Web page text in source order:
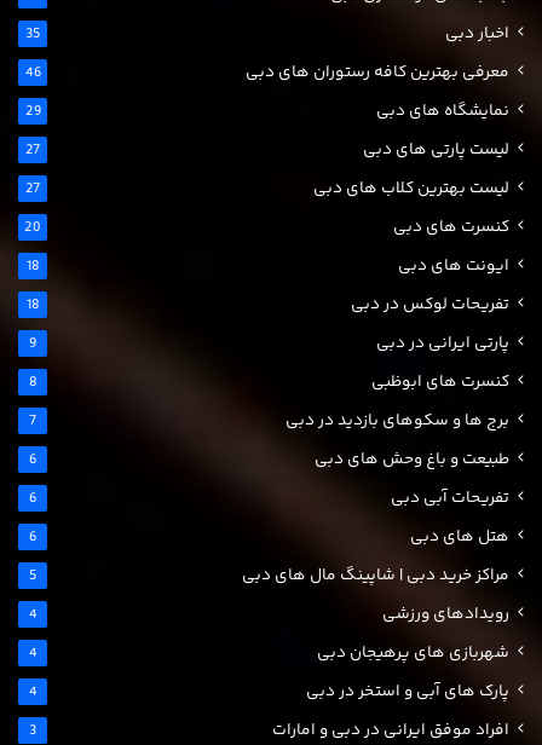
اخبار دبی 35
معرفی بهترین کافه رستوران های دبی 46
نمایشگاه های دبی 29
لیست پارتی های دبی 27
لیست بهترین کلاب های دبی 27
کنسرت های دبی 20
ایونت های دبی 18
تفریحات لوکس در دبی 18
پارتی ایرانی در دبی 9
کنسرت های ابوظبی 8
برج ها و سکوهای بازدید در دبی 7
طبیعت و باغ وحش های دبی 6
تفریحات آبی دبی 6
هتل های دبی 6
مراکز خرید دبی | شاپینگ مال های دبی 5
رویدادهای ورزشی 4
شهربازی های پرهیجان دبی 4
پارک های آبی و استخر در دبی 4
افراد موفق ایرانی در دبی و امارات 3